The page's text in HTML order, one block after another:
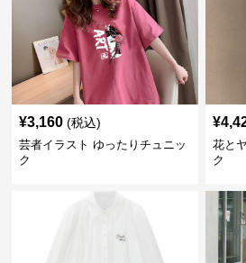
¥3,160 (税込)
芸者イラスト ゆったりチュニッ
ク
¥
花と
ク